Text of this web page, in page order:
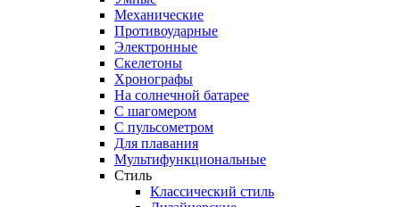
Механические
Противоударные
Электронные
Скелетоны
Хронографы
На солнечной батарее
С шагомером
С пульсометром
Для плавания
Мультифункциональные
Стиль
Классический стиль